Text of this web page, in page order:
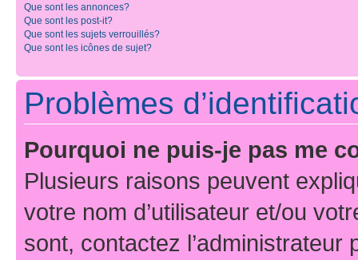
Que sont les annonces?
Que sont les post-it?
Que sont les sujets verrouillés?
Que sont les icônes de sujet?
Problèmes
Pourquoi ne puis-je pas me
Plusieurs raisons peuvent
votre nom d’utilisateur et/ou
sont, contactez l’administrateur